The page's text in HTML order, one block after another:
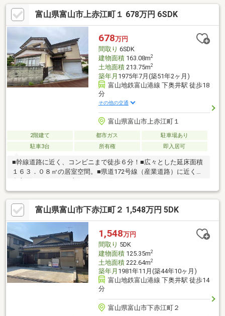
お持ちの方のお住み替えのご相談（３０分～）マイホーム購入は
人生の大切なご決断です。気になる点は何でもお気軽にご相談く
ださい。当社スタッフが、ご納得頂けるまでご相談をお受けいた
します。【0120-011-768】へお電話いただくか、【オレンジ色資
料請求（無料）ボタン】【赤色見学予約をする（無料）ボタン】
よりお問い合わせください。
富山県富山市上赤江町１ 678万円 6SDK
678万円
間取り 6SDK
建物面積163.08m2
土地面積213.75m2
築年月 1975年7月(築51年2ヶ月)
富山地鉄富山港線 下奥井駅 徒歩18
分
その他の交通
富山県富山市上赤江町１
2階建て 都市ガス
駐車場あり
駐車3台
所有権 即入居可
■幹線道路に近く、コンビニまで徒歩６分！■広々とした延床面積
１６３．０８㎡の居室空間。■県道172号線（産業道路）に近く、
多方面へのアクセス良好♪■コンビニ、ドラッグストア、スーパー
が徒歩圏内！■徒歩圏内に多数の飲食店があり車なしでの生活も
可能ですね■現況でのお引渡しです。是非見学にお越しくださ
い。
富山県富山市下赤江町２ 1,548万円 5DK
1,548万円
間取り 5DK
建物面積125.35m2
土地面積222.64m2
築年月 1981年11月(築44年10ヶ月)
富山地鉄富山港線 下奥井駅 徒歩14
分
富山県富山市下赤江町２